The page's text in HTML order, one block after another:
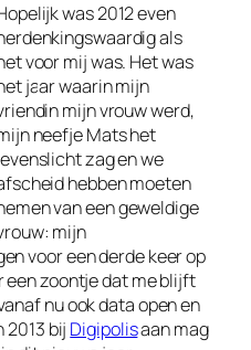
was 2012 even
als
voor mij was. Het was
jaar waarin mijn
mijn vrouw werd,
neefje Mats het
zag en we
hebben moeten
van een geweldige
mijn
voor een derde keer op
een zoontje dat me blijft
nu ook data open en
2013 bij Digipolisaan mag